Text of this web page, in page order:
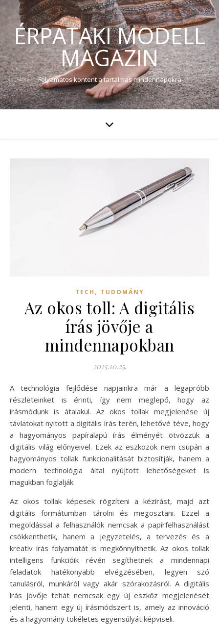
ÉRPATAKI MODELL
MAGAZIN
Folyamatos kontent a tartalmas mindennapokra
TECH , TUDOMÁNY
Az okos toll: A digitális
írás jövője a
mindennapokban
2025.10.25.
A technológia fejlődése napjainkra már a legapróbb
részleteinket is érinti, így nem meglepő, hogy az
írásmódunk is átalakul. Az okos tollak megjelenése új
távlatokat nyitott a digitális írás terén, lehetővé téve, hogy
a hagyományos papíralapú írás élményét ötvözzük a
digitális világ előnyeivel. Ezek az eszközök nem csupán a
hagyományos tollak funkcionalitását biztosítják, hanem a
modern technológia által nyújtott lehetőségeket is
magukban foglalják.
Az okos tollak képesek rögzíteni a kézírást, majd azt
digitális formátumban tárolni és megosztani. Ezzel a
megoldással a felhasználók nemcsak a papírfelhasználást
csökkenthetik, hanem a jegyzetelés, a tervezés és a
kreatív írás folyamatát is megkönnyíthetik. Az okos tollak
intelligens funkcióik révén segíthetnek a mindennapi
feladatok hatékonyabb elvégzésében, legyen szó
tanulásról, munkáról vagy akár szórakozásról. A digitális
írás jövője tehát nemcsak egy új eszköz megjelenését
jelenti, hanem egy új írásmódszert is, amely az innováció
és a hagyomány tökéletes egyensúlyát képviseli.